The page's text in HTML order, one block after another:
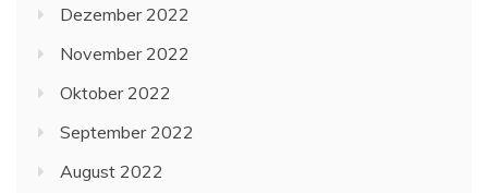
Dezember 2022
November 2022
Oktober 2022
September 2022
August 2022